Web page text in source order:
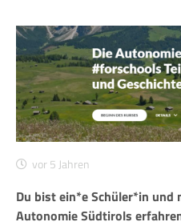
vor 5 Jahren
Du bist ein*e Schüler*in und
Autonomie Südtirols